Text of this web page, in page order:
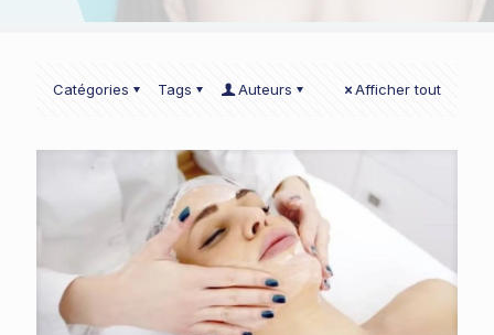
Catégories Tags Auteurs Afficher tout